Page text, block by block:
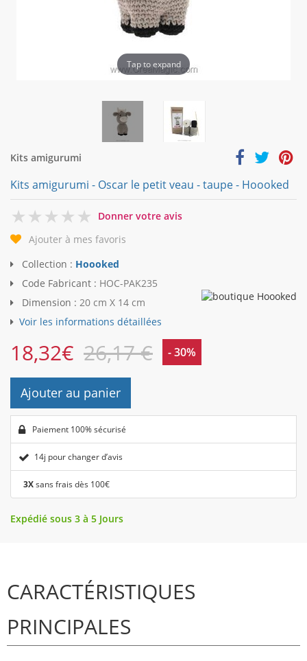
Tap to expand
Kits amigurumi
Kits amigurumi - Oscar le petit veau - taupe - Hoooked
0
Donner votre avis
Ajouter à mes favoris
Collection : Hoooked
Code Fabricant : HOC-PAK235
Dimension : 20 cm X 14 cm
Voir les informations détaillées
18,32€ 26,17 € - 30%
Ajouter au panier
Paiement 100% sécurisé
14j pour changer d’avis
3Xsans frais dès 100€
Expédié sous 3 à 5 Jours
CARACTÉRISTIQUES
PRINCIPALES